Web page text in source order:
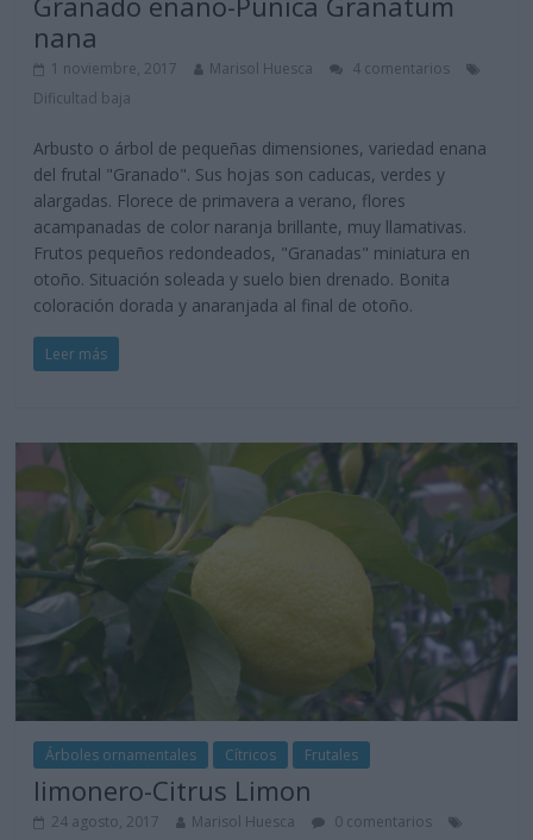
nana
1 noviembre, 2017 Marisol Huesca
4 comentarios
Dificultad baja
Arbusto o árbol de pequeñas dimensiones, variedad enana
del frutal "Granado". Sus hojas son caducas, verdes y
alargadas. Florece de primavera a verano, flores
acampanadas de color naranja brillante, muy llamativas.
Frutos pequeños redondeados, "Granadas" miniatura en
otoño. Situación soleada y suelo bien drenado. Bonita
coloración dorada y anaranjada al final de otoño.
Leer más
Árboles ornamentales Cítricos Frutales
limonero-Citrus Limon
24 agosto, 2017 Marisol Huesca
0 comentarios